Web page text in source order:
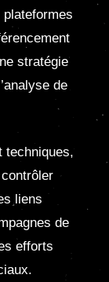
stratégie
de
techniques,
liens
de
efforts